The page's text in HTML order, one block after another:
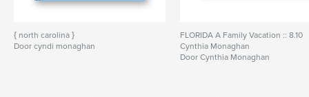
{ north carolina }
Door cyndi monaghan
FLORIDA A Family Vacation :: 8.10
Cynthia Monaghan
Door Cynthia Monaghan